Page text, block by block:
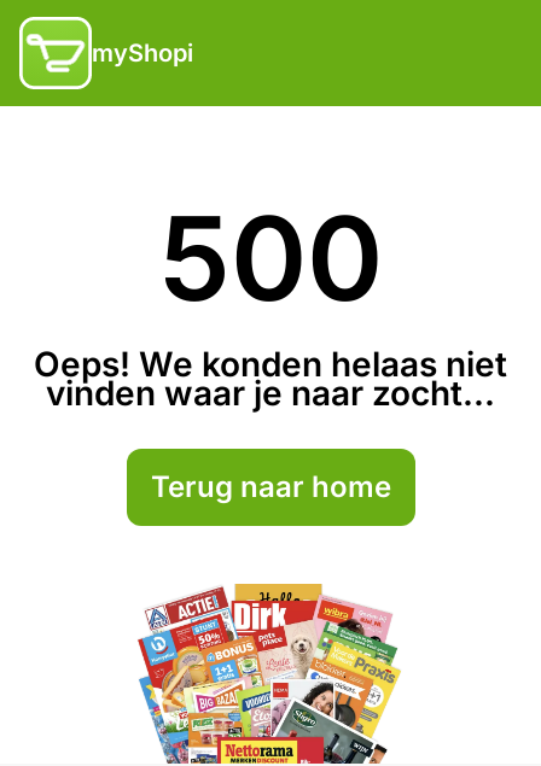
myShopi
500
Oeps! We konden helaas niet
vinden waar je naar zocht...
Terug naar home